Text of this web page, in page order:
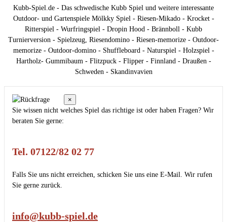
Kubb-Spiel.de - Das schwedische Kubb Spiel und weitere interessante
Outdoor- und Gartenspiele Mölkky Spiel - Riesen-Mikado - Krocket -
Ritterspiel - Wurfringspiel - Dropin Hood - Brännboll - Kubb
Turnierversion - Spielzeug, Riesendomino - Riesen-memorize - Outdoor-
memorize - Outdoor-domino - Shuffleboard - Naturspiel - Holzspiel -
Hartholz- Gummibaum - Flitzpuck - Flipper - Finnland - Draußen -
Schweden - Skandinvavien
×
Sie wissen nicht welches Spiel das richtige ist oder haben Fragen? Wir
beraten Sie gerne:
Tel. 07122/82 02 77
Falls Sie uns nicht erreichen, schicken Sie uns eine E-Mail. Wir rufen
Sie gerne zurück.
info@kubb-spiel.de